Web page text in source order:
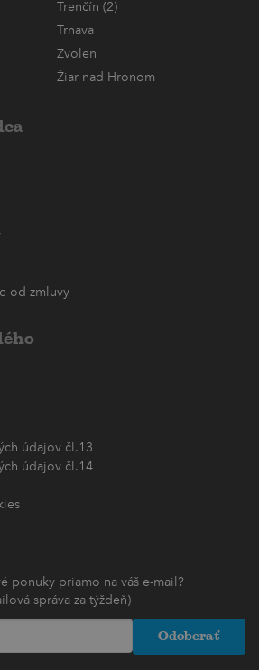
Trenčín (2)
Trnava
Zvolen
Žiar nad Hronom
od zmluvy
údajov čl.13
údajov čl.14
ponuky priamo na váš e-mail?
správa za týždeň)
Odoberať